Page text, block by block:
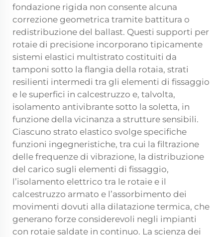
fondazione rigida non consente alcuna
correzione geometrica tramite battitura o
redistribuzione del ballast. Questi supporti per
rotaie di precisione incorporano tipicamente
sistemi elastici multistrato costituiti da
tamponi sotto la flangia della rotaia, strati
resilienti intermedi tra gli elementi di fissaggio
e le superfici in calcestruzzo e, talvolta,
isolamento antivibrante sotto la soletta, in
funzione della vicinanza a strutture sensibili.
Ciascuno strato elastico svolge specifiche
funzioni ingegneristiche, tra cui la filtrazione
delle frequenze di vibrazione, la distribuzione
del carico sugli elementi di fissaggio,
l’isolamento elettrico tra le rotaie e il
calcestruzzo armato e l’assorbimento dei
movimenti dovuti alla dilatazione termica, che
generano forze considerevoli negli impianti
con rotaie saldate in continuo. La scienza dei